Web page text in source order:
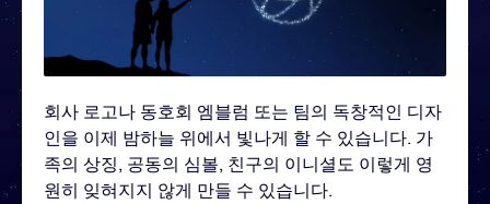
회사 로고나 동호회 엠블럼 또는 팀의 독창적인 디자
인을 이제 밤하늘 위에서 빛나게 할 수 있습니다. 가
족의 상징, 공동의 심볼, 친구의 이니셜도 이렇게 영
원히 잊혀지지 않게 만들 수 있습니다.